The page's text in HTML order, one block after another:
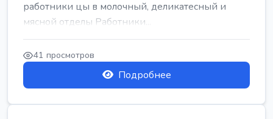
работники цы в молочный, деликатесный и
мясной отделы Работники...
41 просмотров
Подробнее